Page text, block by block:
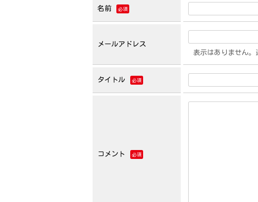
名前 必須
メールアドレス
表示はありません。
タイトル 必須
コメント 必須